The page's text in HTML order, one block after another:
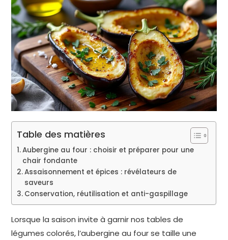
Table des matières
Aubergine au four : choisir et préparer pour une
chair fondante
Assaisonnement et épices : révélateurs de
saveurs
Conservation, réutilisation et anti-gaspillage
Lorsque la saison invite à garnir nos tables de
légumes colorés, l’aubergine au four se taille une